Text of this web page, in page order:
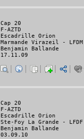
Cap 20
F-AZTD
Escadrille Orion
Marmande Virazeil - LFDM
Benjamin Ballande
17.11.09
Cap 20
F-AZTD
Escadrille Orion
Ste-Foy La Grande - LFDF
Benjamin Ballande
03.09.10